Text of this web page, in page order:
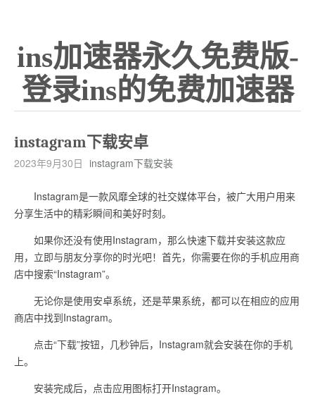
ins加速器永久免费版-
登录ins的免费加速器
instagram下载安卓
2023年9月30日 instagram下载安装
Instagram是一款风靡全球的社交媒体平台，被广大用户用来
分享生活中的精彩瞬间和美好时刻。
如果你还没有使用Instagram，那么快速下载并安装这款应
用，立即与朋友分享你的时光吧！首先，你需要在你的手机应用商
店中搜索“Instagram”。
无论你是使用安卓系统，还是苹果系统，都可以在相应的应用
商店中找到Instagram。
点击“下载”按钮，几秒钟后，Instagram就会安装在你的手机
上。
安装完成后，点击应用图标打开Instagram。